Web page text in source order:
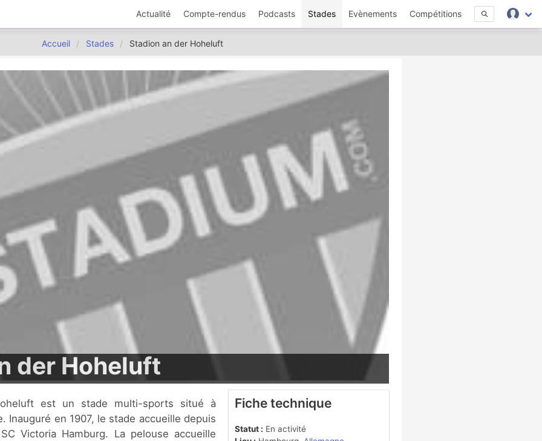
Actualité Compte-rendus Podcasts Stades Evènements Compétitions
Accueil Stades Stadion an der Hoheluft
der Hoheluft
Inauguré en 1907, le stade accueille depuis
Victoria Hamburg. La pelouse accueille
Fiche technique
Statut : En activité